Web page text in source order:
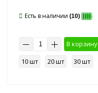
Есть в наличии (10)
В корзину
10 шт
20 шт 30 шт